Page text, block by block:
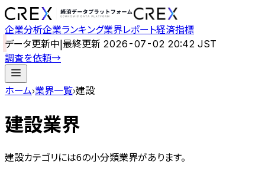
企業分析企業ランキング業界レポート経済指標
データ更新中|最終更新 2026-07-02 20:42 JST
調査を依頼→
ホーム›業界一覧›建設
建設業界
建設カテゴリには6の小分類業界があります。